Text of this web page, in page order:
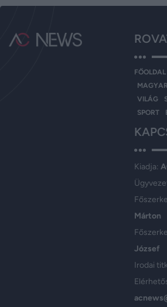
FŐOLDAL
VILÁG
SPORT
Kiadja:
Márton
József
Irodai